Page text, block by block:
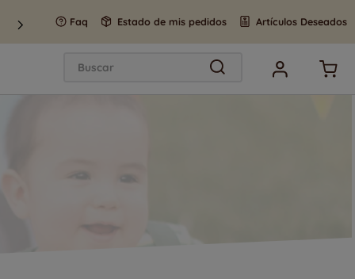
Faq Estado de mis pedidos Artículos Deseados